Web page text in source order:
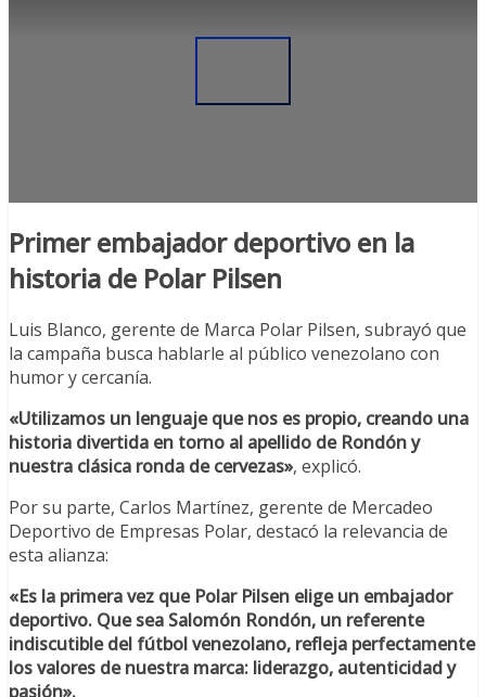
Primer embajador deportivo en la
historia de Polar Pilsen
Luis Blanco, gerente de Marca Polar Pilsen, subrayó que
la campaña busca hablarle al público venezolano con
humor y cercanía.
«Utilizamos un lenguaje que nos es propio, creando una
historia divertida en torno al apellido de Rondón y
nuestra clásica ronda de cervezas», explicó.
Por su parte, Carlos Martínez, gerente de Mercadeo
Deportivo de Empresas Polar, destacó la relevancia de
esta alianza:
«Es la primera vez que Polar Pilsen elige un embajador
deportivo. Que sea Salomón Rondón, un referente
indiscutible del fútbol venezolano, refleja perfectamente
los valores de nuestra marca: liderazgo, autenticidad y
pasión».